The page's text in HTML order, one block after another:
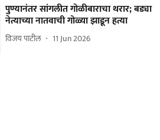
पुण्यानंतर सांगलीत गोळीबाराचा थरार; बड्या
नेत्याच्या नातवाची गोळ्या झाडून हत्या
विजय पाटील 11 Jun 2026